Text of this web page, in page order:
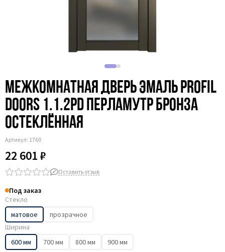
Межкомнатная дверь эмаль Profil
Doors 1.1.2PD перламутр бронза
остеклённая
Артикул: 1760
22 601 ₽
Оставить отзыв
Под заказ
Стекло
матовое
прозрачное
Ширина
600 мм
700 мм 800 мм
900 мм